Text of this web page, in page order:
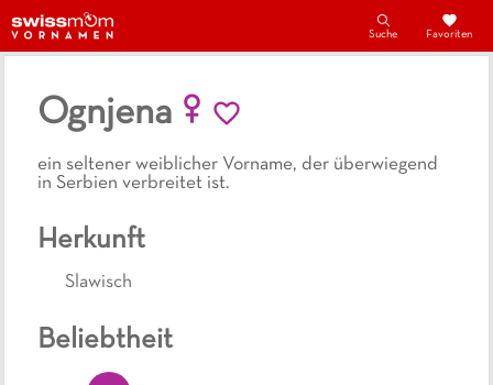
Suche Favoriten
Ognjena
ein seltener weiblicher Vorname, der überwiegend
in Serbien verbreitet ist.
Herkunft
Slawisch
Beliebtheit